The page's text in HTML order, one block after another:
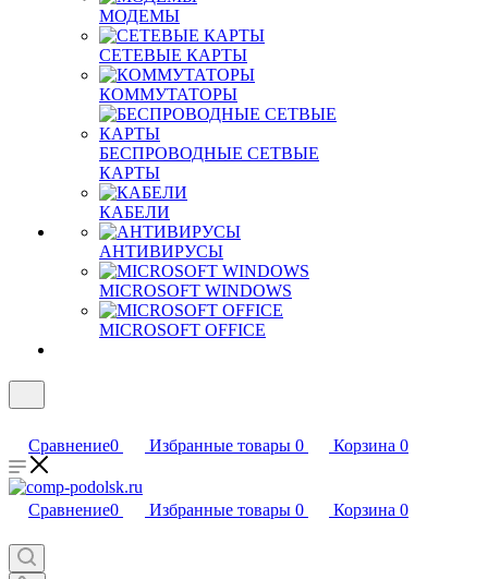
МОДЕМЫ
СЕТЕВЫЕ КАРТЫ
КОММУТАТОРЫ
БЕСПРОВОДНЫЕ СЕТВЫЕ
КАРТЫ
КАБЕЛИ
АНТИВИРУСЫ
MICROSOFT WINDOWS
MICROSOFT OFFICE
Сравнение0 Избранные товары 0 Корзина 0
Сравнение0 Избранные товары 0 Корзина 0